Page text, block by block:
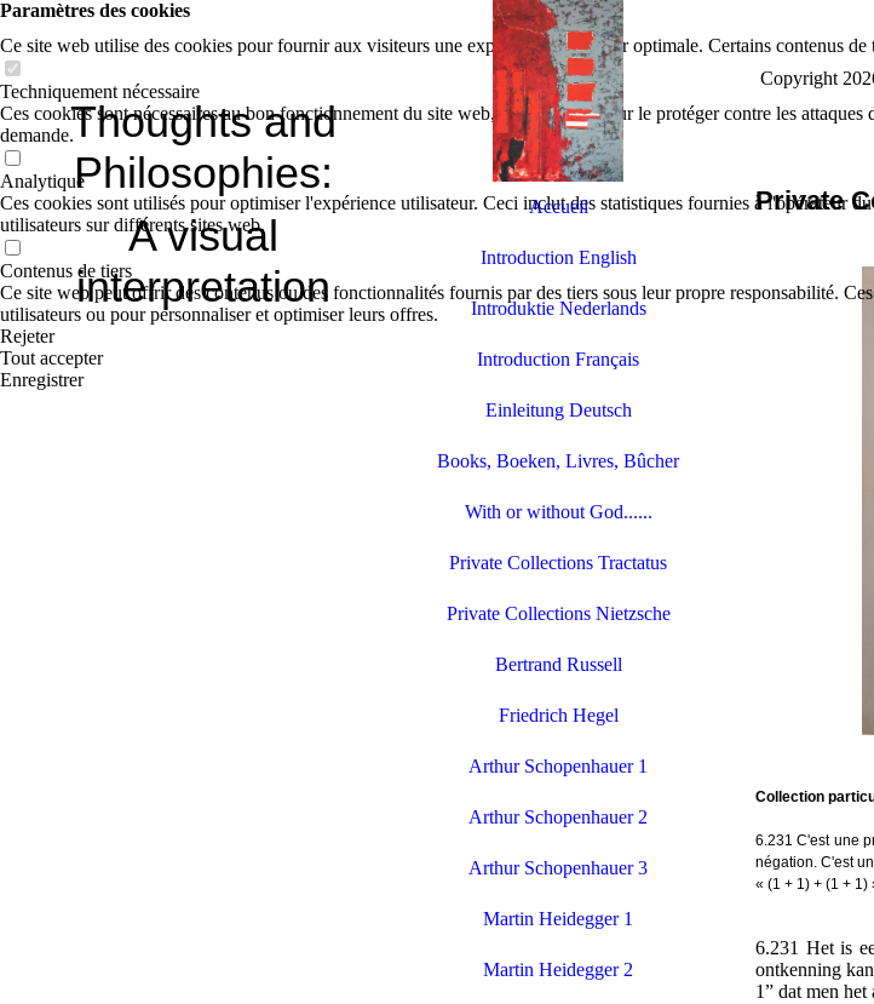
Thoughts and
Philosophies:
A visual
interpretation
Accueil
Introduction English
Introduktie Nederlands
Introduction Français
Einleitung Deutsch
Books, Boeken, Livres, Bûcher
With or without God......
Private Collections Tractatus
Private Collections Nietzsche
Bertrand Russell
Friedrich Hegel
Arthur Schopenhauer 1
Arthur Schopenhauer 2
Arthur Schopenhauer 3
Martin Heidegger 1
Martin Heidegger 2
Copyright
Private
Collection
6.231 C'est une
négation. C'est
« (1 + 1) + (1 + 1)
6.231 Het is
ontkenning
1” dat men
Paramètres des cookies
Ce site web utilise des cookies pour fournir aux visiteurs une expérience utilisateur optimale. Certains contenus
Techniquement nécessaire
Ces cookies sont nécessaires au bon fonctionnement du site web, par exemple pour le protéger contre les
demande.
Analytique
Ces cookies sont utilisés pour optimiser l'expérience utilisateur. Ceci inclut des statistiques fournies à l'opérateur
utilisateurs sur différents sites web.
Contenus de tiers
Ce site web peut offrir des contenus ou des fonctionnalités fournis par des tiers sous leur propre responsabilité.
utilisateurs ou pour personnaliser et optimiser leurs offres.
Rejeter
Tout accepter
Enregistrer